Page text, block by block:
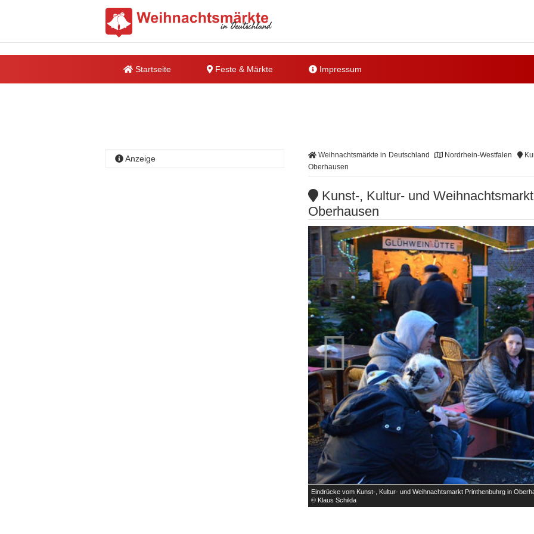
Startseite Feste & Märkte Impressum
Weihnachtsmärkte in Deutschland Nordrhein-Westfalen
Oberhausen
Kunst-, Kultur- und
Oberhausen
Eindrücke vom Kunst-, Kultur- und Weihnachtsmarkt Printhenbuhrg in
© Klaus Schilda

Anzeige